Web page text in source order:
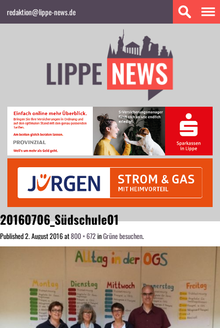
redaktion@lippe-news.de
20160706_Südschule01
Published2. August 2016at800 × 672inGrüne besuchen.